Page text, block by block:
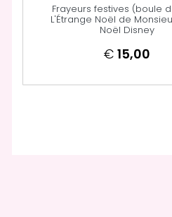
Frayeurs festives (boule
L'Étrange Noël de
Noël Disney
€ 15,00